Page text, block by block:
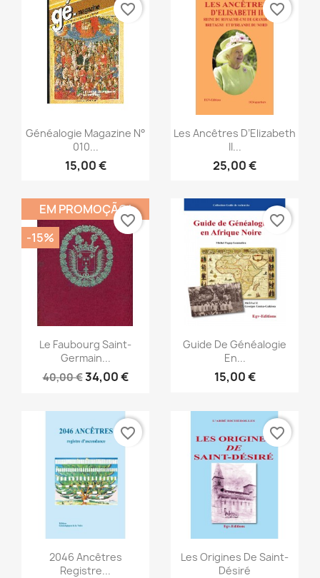
Vista rápida
Généalogie Magazine N°
010...
15,00 €
favorite_border
Vista rápida
Les Ancêtres D’Elizabeth
II...
25,00 €
favorite_border
Vista rápida
Le Faubourg Saint-
Germain...
40,00 €34,00 €
EM PROMOÇÃO!
-15%
favorite_border
Vista rápida
Guide De Généalogie
En...
15,00 €
favorite_border
Vista rápida
2046 Ancêtres
Registre...
favorite_border
Vista rápida
Les Origines De Saint-
Désiré
favorite_border